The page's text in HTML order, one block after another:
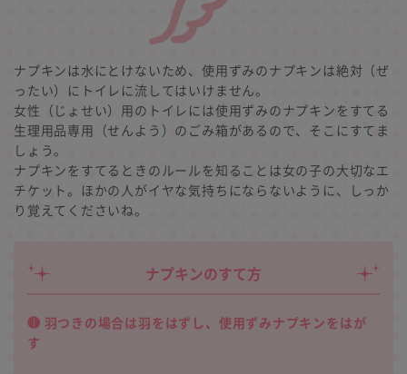
ナプキンは水にとけないため、使用ずみのナプキンは絶対（ぜ
ったい）にトイレに流してはいけません。
女性（じょせい）用のトイレには使用ずみのナプキンをすてる
生理用品専用（せんよう）のごみ箱があるので、そこにすてま
しょう。
ナプキンをすてるときのルールを知ることは女の子の大切なエ
チケット。ほかの人がイヤな気持ちにならないように、しっか
り覚えてくださいね。
ナプキンのすて方
❶ 羽つきの場合は羽をはずし、使用ずみナプキンをはが
す